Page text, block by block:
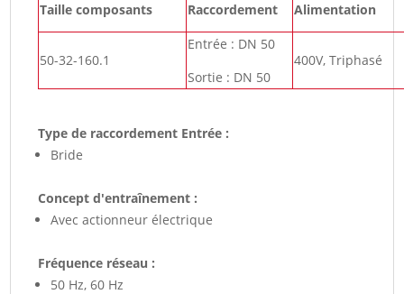
Taille composants Raccordement Alimentation
50-32-160.1
Entrée : DN 50
Sortie : DN 50
400V, Triphasé
Type de raccordement Entrée :
Bride
Concept d'entraînement :
Avec actionneur électrique
Fréquence réseau :
50 Hz, 60 Hz